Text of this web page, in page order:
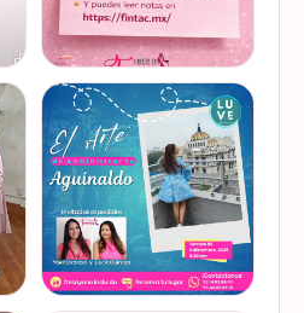
Prometemos que no
desaparecimos… solo
estamos reorganizando
todo (y esperando a que el
diseñador vuelva del retiro
😅). No estamos publicand…
VER EN
INSTAGRAM